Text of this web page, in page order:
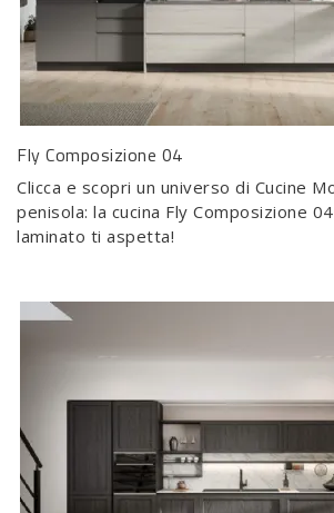
Fly Composizione 04
Clicca e scopri un universo di Cucine
penisola: la cucina Fly Composizione
laminato ti aspetta!